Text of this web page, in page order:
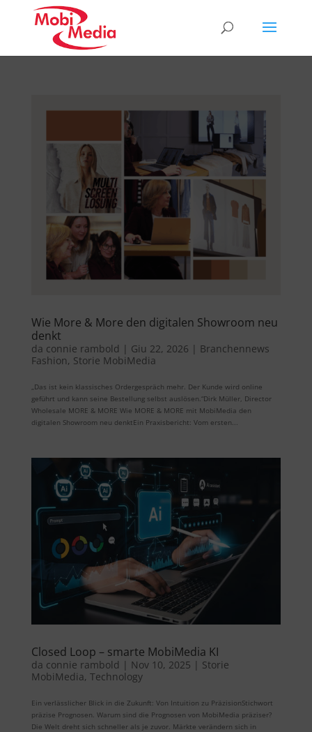
Wie More & More den digitalen Showroom neu
denkt
da connie rambold | Giu 22, 2026 | Branchennews
Fashion, Storie MobiMedia
„Das ist kein klassisches Ordergespräch mehr. Der Kunde wird online
geführt und kann seine Bestellung selbst auslösen.“Dirk Müller, Director
Wholesale MORE & MORE Wie MORE & MORE mit MobiMedia den
digitalen Showroom neu denktEin Praxisbericht: Vom ersten...
Closed Loop – smarte MobiMedia KI
da connie rambold | Nov 10, 2025 | Storie
MobiMedia, Technology
Ein verlässlicher Blick in die Zukunft: Von Intuition zu PräzisionStichwort
präzise Prognosen. Warum sind die Prognosen von MobiMedia präziser?
Die Welt dreht sich schneller als je zuvor. Märkte verändern sich in